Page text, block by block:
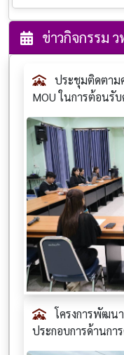
ข่าวกิจกรรม
ประชุมติดตาม
MOU ในการต้อนรั
โครงการพัฒน
ประกอบการด้านกา